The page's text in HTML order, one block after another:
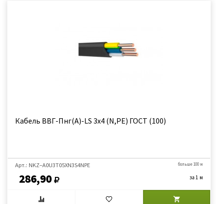
Кабель ВВГ-Пнг(А)-LS 3х4 (N,PE) ГОСТ (100)
Арт.: NKZ–A0U3Т05XN3S4NPE
286,90
больше 100 м
за 1 м